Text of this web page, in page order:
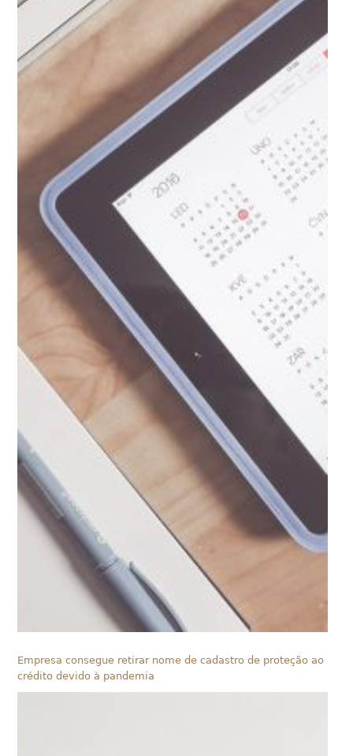
Empresa consegue retirar nome de cadastro de proteção ao
crédito devido à pandemia